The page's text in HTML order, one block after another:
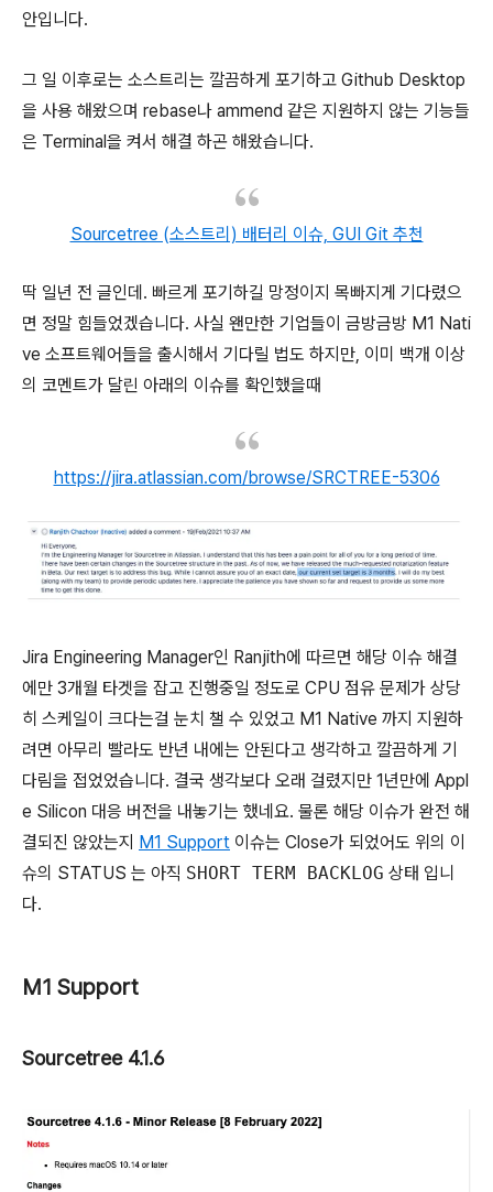
안입니다.
그 일 이후로는 소스트리는 깔끔하게 포기하고 Github Desktop
을 사용 해왔으며 rebase나 ammend 같은 지원하지 않는 기능들
은 Terminal을 켜서 해결 하곤 해왔습니다.
Sourcetree (소스트리) 배터리 이슈, GUI Git 추천
딱 일년 전 글인데. 빠르게 포기하길 망정이지 목빠지게 기다렸으
면 정말 힘들었겠습니다. 사실 왠만한 기업들이 금방금방 M1 Nati
ve 소프트웨어들을 출시해서 기다릴 법도 하지만, 이미 백개 이상
의 코멘트가 달린 아래의 이슈를 확인했을때
https://jira.atlassian.com/browse/SRCTREE-5306
Jira Engineering Manager인 Ranjith에 따르면 해당 이슈 해결
에만 3개월 타겟을 잡고 진행중일 정도로 CPU 점유 문제가 상당
히 스케일이 크다는걸 눈치 챌 수 있었고 M1 Native 까지 지원하
려면 아무리 빨라도 반년 내에는 안된다고 생각하고 깔끔하게 기
다림을 접었었습니다. 결국 생각보다 오래 걸렸지만 1년만에 Appl
e Silicon 대응 버전을 내놓기는 했네요. 물론 해당 이슈가 완전 해
결되진 않았는지
M1 Support 이슈는 Close가 되었어도 위의 이
슈의 STATUS 는 아직 SHORT TERM BACKLOG 상태 입니
다.
M1 Support
Sourcetree 4.1.6